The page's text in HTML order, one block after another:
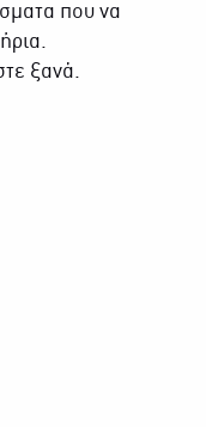
που να
ξανά.